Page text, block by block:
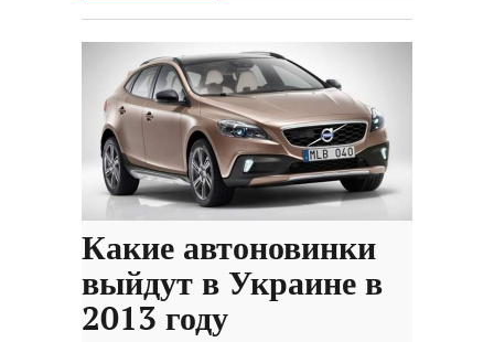
Какие автоновинки
выйдут в Украине в
2013 году